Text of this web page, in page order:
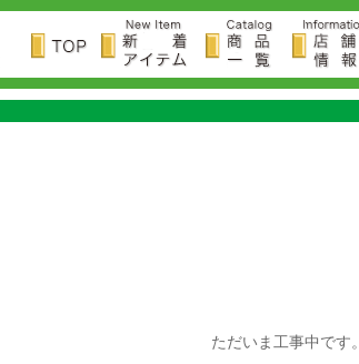
ただいま工事中です。